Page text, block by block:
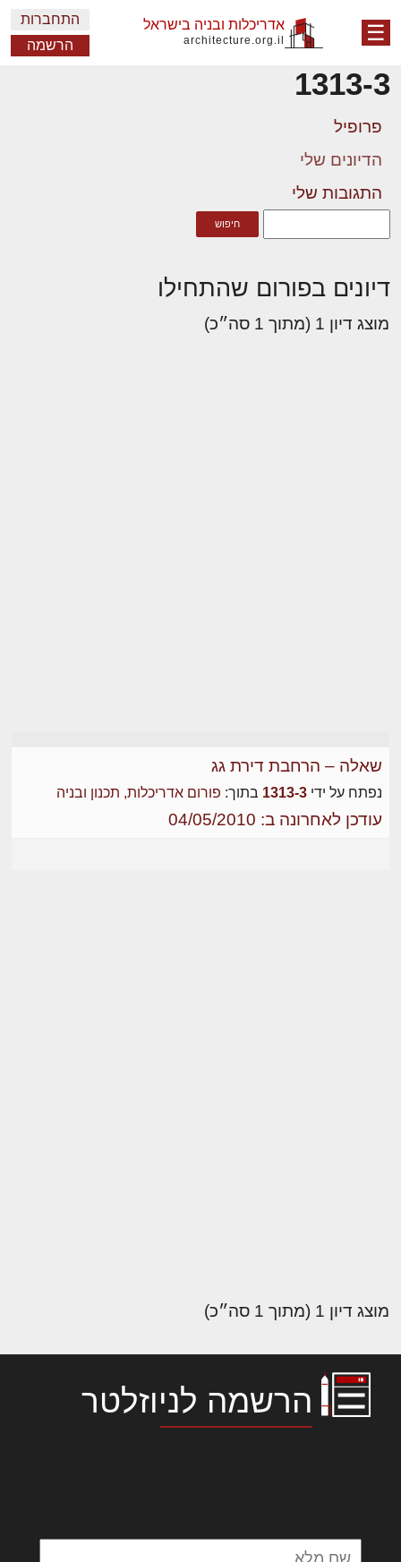
☰ אדריכלות ובניה בישראל
architecture.org.il
התחברות
הרשמה
1313-3
פרופיל
הדיונים שלי
התגובות שלי
דיונים בפורום שהתחילו
מוצג דיון 1 (מתוך 1 סה״כ)
שאלה – הרחבת דירת גג
נפתח על ידי 1313-3 בתוך: פורום אדריכלות, תכנון ובניה
עודכן לאחרונה ב: 04/05/2010
מוצג דיון 1 (מתוך 1 סה״כ)
הרשמה לניוזלטר